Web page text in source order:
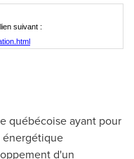
suivant :
québécoise ayant pour
énergétique
d'un